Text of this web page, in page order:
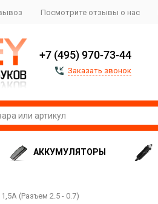
Посмотрите отзывы о нас
+7 (495) 970-73-44
Заказать звонок
АККУМУЛЯТОРЫ
(Разъем 2.5 - 0.7)